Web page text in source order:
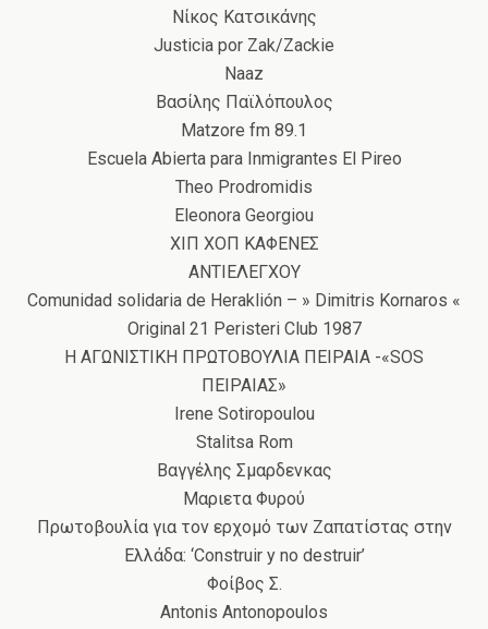
Νίκος Κατσικάνης
Justicia por Zak/Zackie
Naaz
Βασίλης Παϊλόπουλος
Matzore fm 89.1
Escuela Abierta para Inmigrantes El Pireo
Theo Prodromidis
Eleonora Georgiou
ΧΙΠ ΧΟΠ ΚΑΦΕΝΕΣ
ANTIΕΛΕΓΧΟΥ
Comunidad solidaria de Heraklión – » Dimitris Kornaros «
Original 21 Peristeri Club 1987
Η ΑΓΩΝΙΣΤΙΚΗ ΠΡΩΤΟΒΟΥΛΙΑ ΠΕΙΡΑΙΑ -«SOS
ΠΕΙΡΑΙΑΣ»
Irene Sotiropoulou
Stalitsa Rom
Βαγγέλης Σμαρδενκας
Μαριετα Φυρού
Πρωτοβουλία για τον ερχομό των Ζαπατίστας στην
Ελλάδα: ‘Construir y no destruir’
Φοίβος Σ.
Antonis Antonopoulos